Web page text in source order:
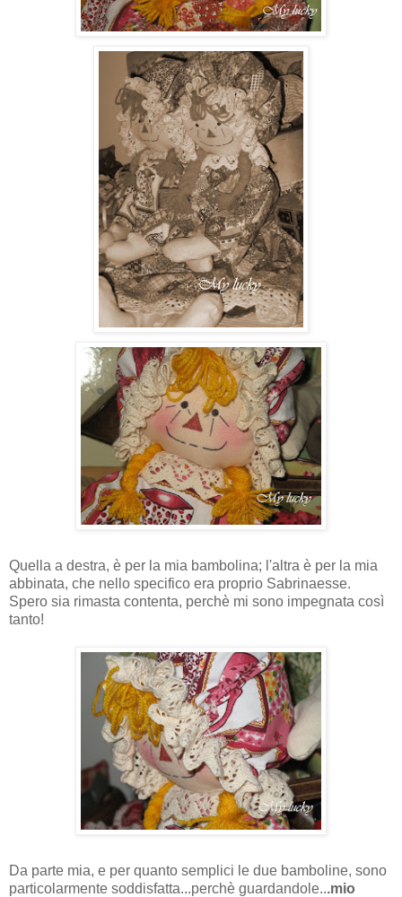
Quella a destra, è per la mia bambolina; l'altra è per la mia
abbinata, che nello specifico era proprio Sabrinaesse.
Spero sia rimasta contenta, perchè mi sono impegnata così
tanto!
Da parte mia, e per quanto semplici le due bamboline, sono
particolarmente soddisfatta...perchè guardandole...mio